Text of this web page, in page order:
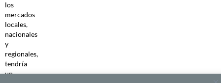
los
mercados
locales,
nacionales
y
regionales,
tendría
un